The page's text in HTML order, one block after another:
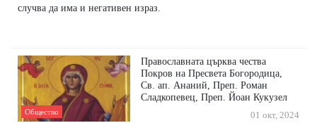
случва да има и негативен израз.
Общество
Православната църква чества
Покров на Пресвета Богородица,
Св. ап. Ананий, Преп. Роман
Сладкопевец, Преп. Йоан Кукузел
01 окт, 2024